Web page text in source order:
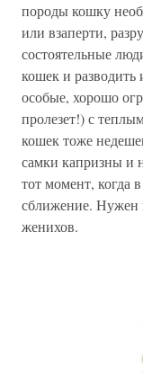
породы кошку
или взаперти,
состоятельные
кошек и разводить
особые, хорошо
пролезет!) с
кошек тоже
самки капризны и
тот момент, когда
сближение. Нужен
женихов.